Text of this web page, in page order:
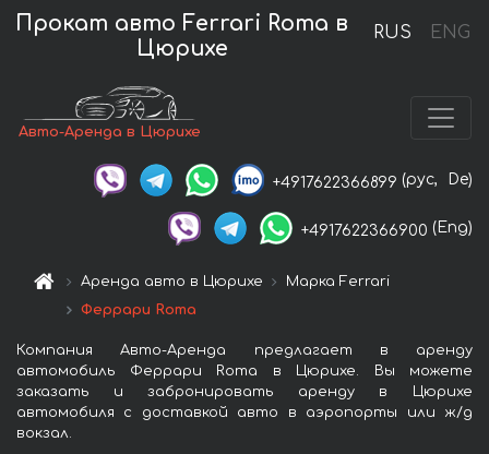
RUS ENG
Прокат авто Ferrari Roma в
Цюрихе
Авто-Аренда в Цюрихе
+4917622366899 (рус, De)
+4917622366900 (Eng)
Аренда авто в Цюрихе
Марка Ferrari
Феррари Roma
Компания Авто-Аренда предлагает в аренду
автомобиль Феррари Roma в Цюрихе. Вы можете
заказать и забронировать аренду в Цюрихе
автомобиля с доставкой авто в аэропорты или ж/д
вокзал.